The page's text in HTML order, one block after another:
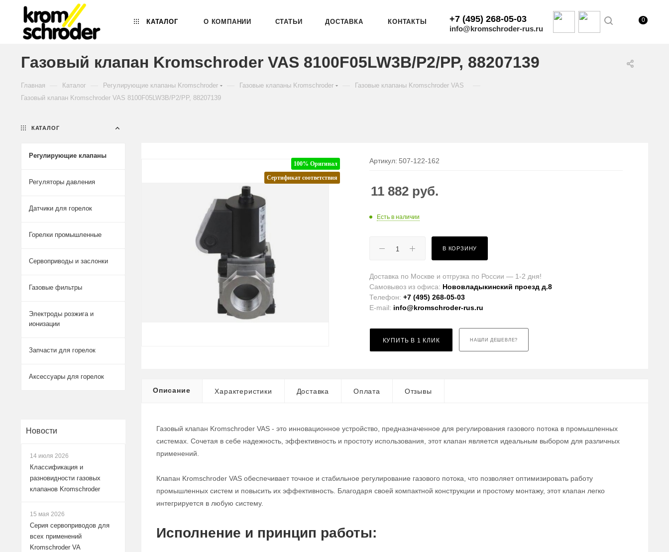
КАТАЛОГ О КОМПАНИИ СТАТЬИ ДОСТАВКА КОНТАКТЫ +7 (495) 268-05-03
info@kromschroder-rus.ru
0
Газовый клапан Kromschroder VAS 8100F05LW3B/P2/PP, 88207139
Главная Каталог Регулирующие клапаны Kromschroder Газовые клапаны Kromschroder Газовые клапаны Kromschroder VAS
Газовый клапан Kromschroder VAS 8100F05LW3B/P2/PP, 88207139
100% Оригинал
Сертификат соответствия
Артикул: 507-122-162
11 882 руб.
Есть в наличии
В КОРЗИНУ
Доставка по Москве и отгрузка по России — 1-2 дня!
Самовывоз из офиса: Нововладыкинский проезд д.8
Телефон:+7 (495) 268-05-03
E-mail: info@kromschroder-rus.ru
КУПИТЬ В 1 КЛИК НАШЛИ ДЕШЕВЛЕ?
Описание Характеристики Доставка Оплата Отзывы
Газовый клапан Kromschroder VAS - это инновационное устройство, предназначенное для регулирования газового потока в промышленных
системах. Сочетая в себе надежность, эффективность и простоту использования, этот клапан является идеальным выбором для различных
применений.
Клапан Kromschroder VAS обеспечивает точное и стабильное регулирование газового потока, что позволяет оптимизировать работу
промышленных систем и повысить их эффективность. Благодаря своей компактной конструкции и простому монтажу, этот клапан легко
интегрируется в любую систему.
Исполнение и принцип работы:
КАТАЛОГ
Регулирующие клапаны
Регуляторы давления
Датчики для горелок
Горелки промышленные
Сервоприводы и заслонки
Газовые фильтры
Электроды розжига и
ионизации
Запчасти для горелок
Аксессуары для горелок
Новости
14 июля 2026
Классификация и
разновидности газовых
клапанов Kromschroder
15 мая 2026
Серия сервоприводов для
всех применений
Kromschroder VA